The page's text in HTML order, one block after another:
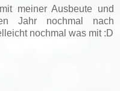
meiner Ausbeute und
Jahr nochmal nach
nochmal was mit :D